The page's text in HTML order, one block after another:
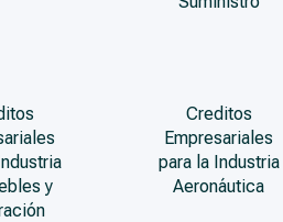
y
Creditos
Empresariales
para la Industria
Aeronáutica